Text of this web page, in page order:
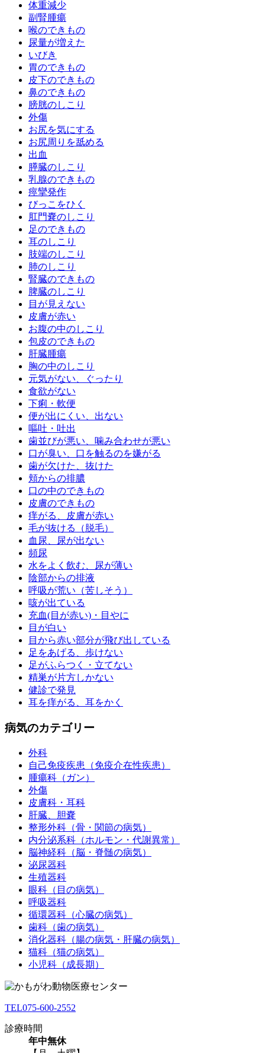
体重減少
副腎腫瘍
喉のできもの
尿量が増えた
いびき
胃のできもの
皮下のできもの
鼻のできもの
膀胱のしこり
外傷
お尻を気にする
お尻周りを舐める
出血
膵臓のしこり
乳腺のできもの
痙攣発作
びっこをひく
肛門嚢のしこり
足のできもの
耳のしこり
肢端のしこり
肺のしこり
腎臓のできもの
脾臓のしこり
目が見えない
皮膚が赤い
お腹の中のしこり
包皮のできもの
肝臓腫瘍
胸の中のしこり
元気がない、ぐったり
食欲がない
下痢・軟便
便が出にくい、出ない
嘔吐・吐出
歯並びが悪い、噛み合わせが悪い
口が臭い、口を触るのを嫌がる
歯が欠けた、抜けた
頬からの排膿
口の中のできもの
皮膚のできもの
痒がる、皮膚が赤い
毛が抜ける（脱毛）
血尿、尿が出ない
頻尿
水をよく飲む、尿が薄い
陰部からの排液
呼吸が荒い（苦しそう）
咳が出ている
充血(目が赤い)・目やに
目が白い
目から赤い部分が飛び出している
足をあげる、歩けない
足がふらつく・立てない
精巣が片方しかない
健診で発見
耳を痒がる、耳をかく
病気のカテゴリー
外科
自己免疫疾患（免疫介在性疾患）
腫瘍科（ガン）
外傷
皮膚科・耳科
肝臓、胆嚢
整形外科（骨・関節の病気）
内分泌系科（ホルモン・代謝異常）
脳神経科（脳・脊髄の病気）
泌尿器科
生殖器科
眼科（目の病気）
呼吸器科
循環器科（心臓の病気）
歯科（歯の病気）
消化器科（腸の病気・肝臓の病気）
猫科（猫の病気）
小児科（成長期）
TEL075-600-2552
診療時間
年中無休